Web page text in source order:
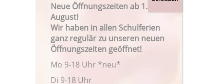
Neue Öffnungszeiten ab 1.
August!
Wir haben in allen Schulferien
ganz regulär zu unseren neuen
Öffnungszeiten geöffnet!
Mo 9-18 Uhr *neu*
Di 9-18 Uhr